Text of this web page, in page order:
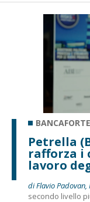
Petrella
rafforza i
lavoro
di Flavio
secondo livello